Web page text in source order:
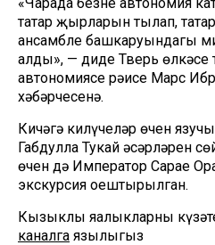
татар җырларын тыңлап,
ансамбле башкаруындагы
алды», — диде Тверь өлкәсе
автономиясе рәисе Марс
хәбәрчесенә.
Кичәгә килүчеләр өчен
Габдулла Тукай әсәрләрен
өчен дә Император Сарае
экскурсия оештырылган.
Кызыклы яңалыкларны
каналга язылыгыз